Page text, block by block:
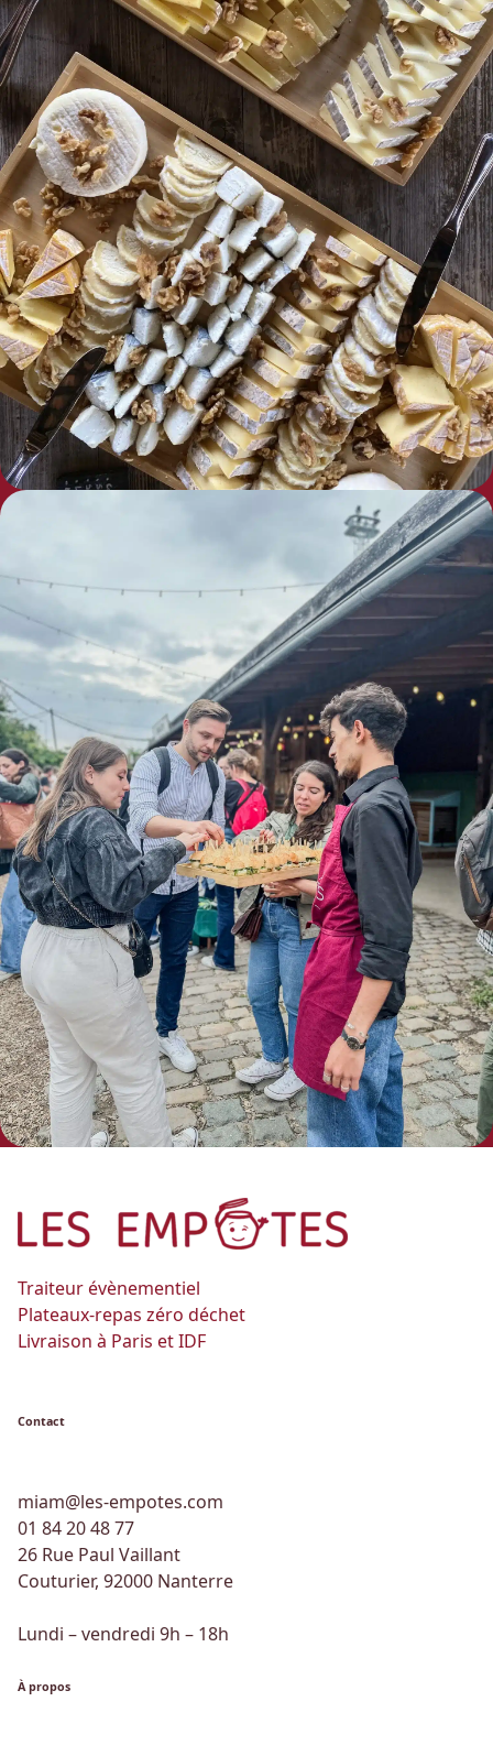
Traiteur évènementiel
Plateaux-repas zéro déchet
Livraison à Paris et IDF
Contact
miam@les-empotes.com
01 84 20 48 77
26 Rue Paul Vaillant
Couturier, 92000 Nanterre
Lundi – vendredi 9h – 18h
À propos